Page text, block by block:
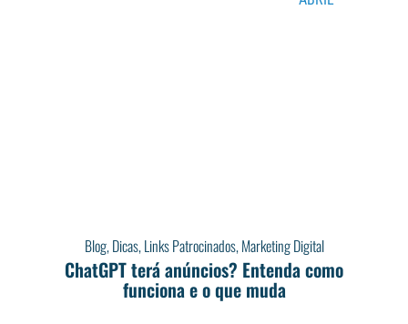
Blog,Dicas,Links Patrocinados,Marketing Digital
ChatGPT terá anúncios? Entenda como
funciona e o que muda